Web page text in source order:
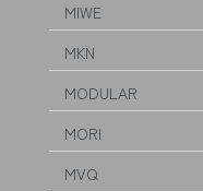
MIWE
MKN
MODULAR
MORI
MVQ